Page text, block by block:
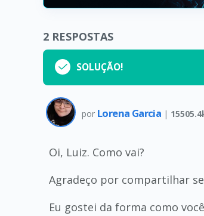
2 RESPOSTAS
SOLUÇÃO!
por Lorena Garcia |
Oi, Luiz. Como vai?
Agradeço por compartilhar
Eu gostei da forma como